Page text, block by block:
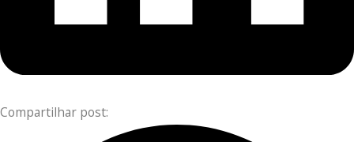
Compartilhar post: